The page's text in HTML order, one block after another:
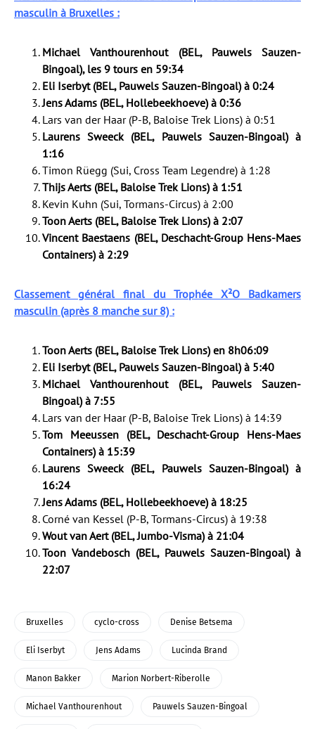
masculin à Bruxelles :
Michael Vanthourenhout (BEL, Pauwels Sauzen-
Bingoal), les 9 tours en 59:34
Eli Iserbyt (BEL, Pauwels Sauzen-Bingoal) à 0:24
Jens Adams (BEL, Hollebeekhoeve) à 0:36
Lars van der Haar (P-B, Baloise Trek Lions) à 0:51
Laurens Sweeck (BEL, Pauwels Sauzen-Bingoal) à
1:16
Timon Rüegg (Sui, Cross Team Legendre) à 1:28
Thijs Aerts (BEL, Baloise Trek Lions) à 1:51
Kevin Kuhn (Sui, Tormans-Circus) à 2:00
Toon Aerts (BEL, Baloise Trek Lions) à 2:07
Vincent Baestaens (BEL, Deschacht-Group Hens-Maes
Containers) à 2:29
Classement général final du Trophée X²O Badkamers
masculin (après 8 manche sur 8) :
Toon Aerts (BEL, Baloise Trek Lions) en 8h06:09
Eli Iserbyt (BEL, Pauwels Sauzen-Bingoal) à 5:40
Michael Vanthourenhout (BEL, Pauwels Sauzen-
Bingoal) à 7:55
Lars van der Haar (P-B, Baloise Trek Lions) à 14:39
Tom Meeussen (BEL, Deschacht-Group Hens-Maes
Containers) à 15:39
Laurens Sweeck (BEL, Pauwels Sauzen-Bingoal) à
16:24
Jens Adams (BEL, Hollebeekhoeve) à 18:25
Corné van Kessel (P-B, Tormans-Circus) à 19:38
Wout van Aert (BEL, Jumbo-Visma) à 21:04
Toon Vandebosch (BEL, Pauwels Sauzen-Bingoal) à
22:07
Bruxelles cyclo-cross Denise Betsema
Eli Iserbyt Jens Adams Lucinda Brand
Manon Bakker Marion Norbert-Riberolle
Michael Vanthourenhout Pauwels Sauzen-Bingoal